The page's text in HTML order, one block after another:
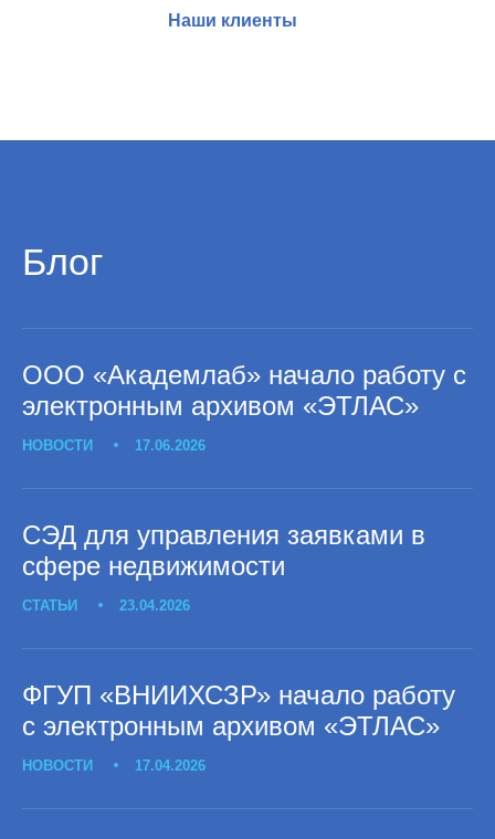
Наши клиенты
Блог
ООО «Академлаб» начало работу с
электронным архивом «ЭТЛАС»
НОВОСТИ 17.06.2026
СЭД для управления заявками в
сфере недвижимости
СТАТЬИ 23.04.2026
ФГУП «ВНИИХСЗР» начало работу
с электронным архивом «ЭТЛАС»
НОВОСТИ 17.04.2026